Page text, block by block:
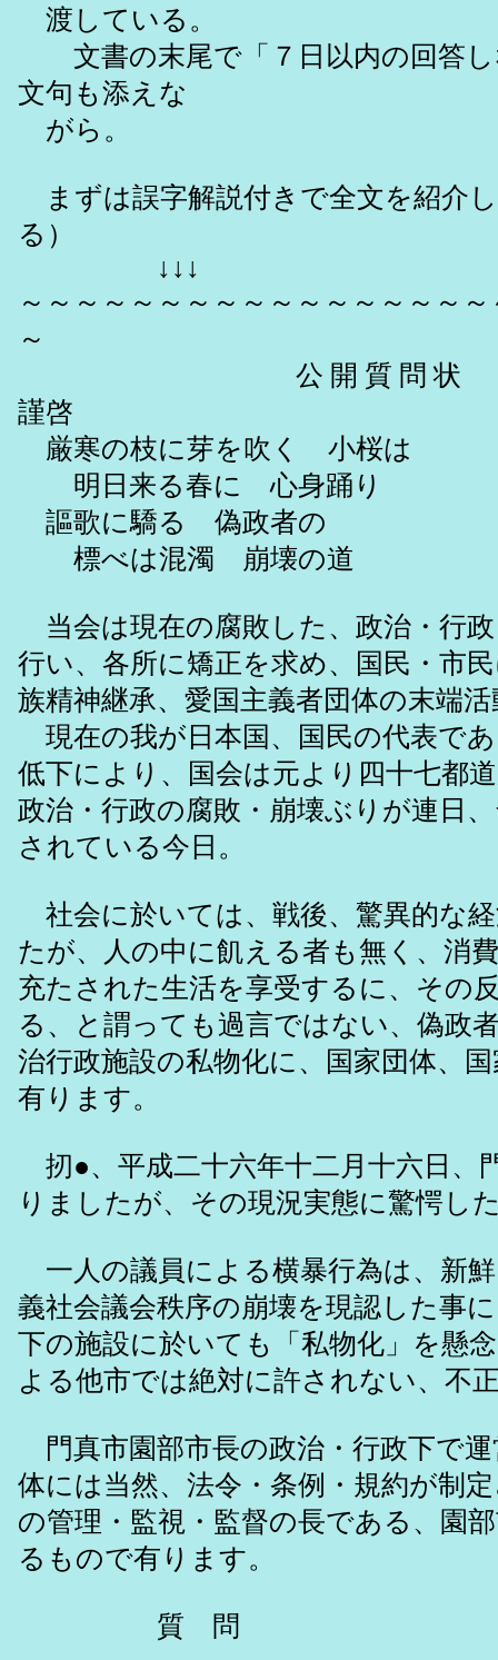
渡している。
文書の末尾で「７日以内の回答し
文句も添えな
がら。
まずは誤字解説付きで全文を紹介
る）
↓↓↓
～～～～～～～～～～～～～～～～
～
公 開 質 問 状
謹啓
厳寒の枝に芽を吹く 小桜は
明日来る春に 心身踊り
謳歌に驕る 偽政者の
標べは混濁 崩壊の道
当会は現在の腐敗した、政治・行
行い、各所に矯正を求め、国民・市
族精神継承、愛国主義者団体の末端
現在の我が日本国、国民の代表で
低下により、国会は元より四十七都
政治・行政の腐敗・崩壊ぶりが連日
されている今日。
社会に於いては、戦後、驚異的な
たが、人の中に飢える者も無く、消
充たされた生活を享受するに、その
る、と謂っても過言ではない、偽政
治行政施設の私物化に、国家団体、
有ります。
扨●、平成二十六年十二月十六日、
りましたが、その現況実態に驚愕し
一人の議員による横暴行為は、新
義社会議会秩序の崩壊を現認した事
下の施設に於いても「私物化」を懸
よる他市では絶対に許されない、不
門真市園部市長の政治・行政下で
体には当然、法令・条例・規約が制
の管理・監視・監督の長である、園
るもので有ります。
質 問